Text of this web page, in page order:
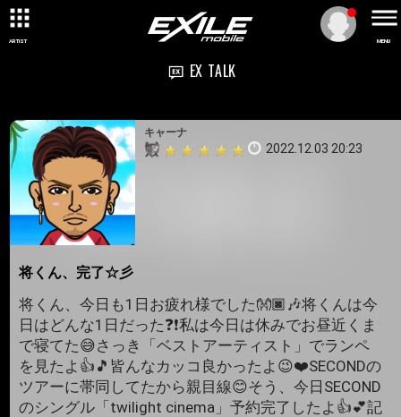
ARTIST MENU
EX TALK
キャーナ
2022.12.03 20:23
将くん、完了☆彡
将くん、今日も1日お疲れ様でした👐🏿🎶将くんは今
日はどんな1日だった❓❗️私は今日は休みでお昼近くま
で寝てた😅さっき「ベストアーティスト」でランペ
を見たよ👍🎵皆んなカッコ良かったよ😉❤️SECONDの
ツアーに帯同してたから親目線😊そう、今日SECOND
のシングル「twilight cinema」予約完了したよ👍💕記